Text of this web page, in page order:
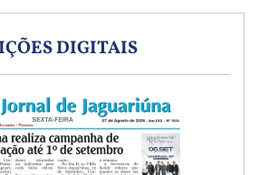
DIGITAIS